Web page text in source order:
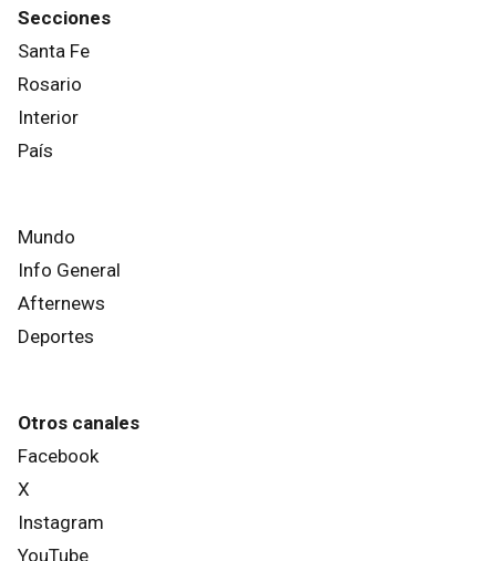
Secciones
Santa Fe
Rosario
Interior
País
Mundo
Info General
Afternews
Deportes
Otros canales
Facebook
X
Instagram
YouTube